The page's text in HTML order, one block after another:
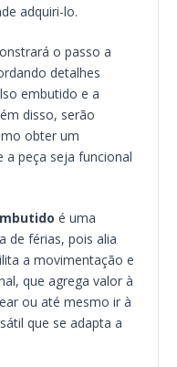
adquiri-lo.
o passo a
detalhes
embutido e a
disso, serão
obter um
a peça seja funcional
é uma
de férias, pois alia
a movimentação e
que agrega valor à
ou até mesmo ir à
que se adapta a